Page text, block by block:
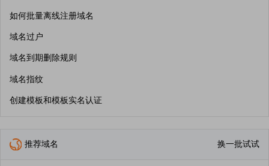
如何批量离线注册域名
域名过户
域名到期删除规则
域名指纹
创建模板和模板实名认证
推荐域名 换一批试试